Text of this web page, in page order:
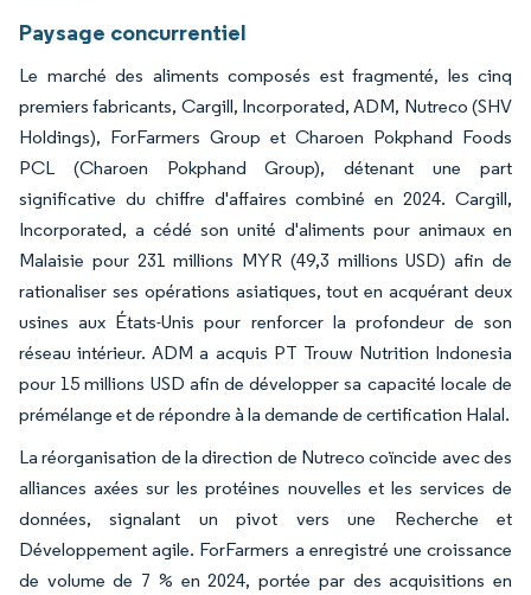
Paysage concurrentiel
Le marché des aliments composés est fragmenté, les cinq
premiers fabricants, Cargill, Incorporated, ADM, Nutreco (SHV
Holdings), ForFarmers Group et Charoen Pokphand Foods
PCL (Charoen Pokphand Group), détenant une part
significative du chiffre d'affaires combiné en 2024. Cargill,
Incorporated, a cédé son unité d'aliments pour animaux en
Malaisie pour 231 millions MYR (49,3 millions USD) afin de
rationaliser ses opérations asiatiques, tout en acquérant deux
usines aux États-Unis pour renforcer la profondeur de son
réseau intérieur. ADM a acquis PT Trouw Nutrition Indonesia
pour 15 millions USD afin de développer sa capacité locale de
prémélange et de répondre à la demande de certification Halal.
La réorganisation de la direction de Nutreco coïncide avec des
alliances axées sur les protéines nouvelles et les services de
données, signalant un pivot vers une Recherche et
Développement agile. ForFarmers a enregistré une croissance
de volume de 7 % en 2024, portée par des acquisitions en